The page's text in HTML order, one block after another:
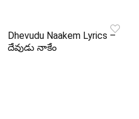
Dhevudu Naakem Lyrics –
దేవుడు నాకేం